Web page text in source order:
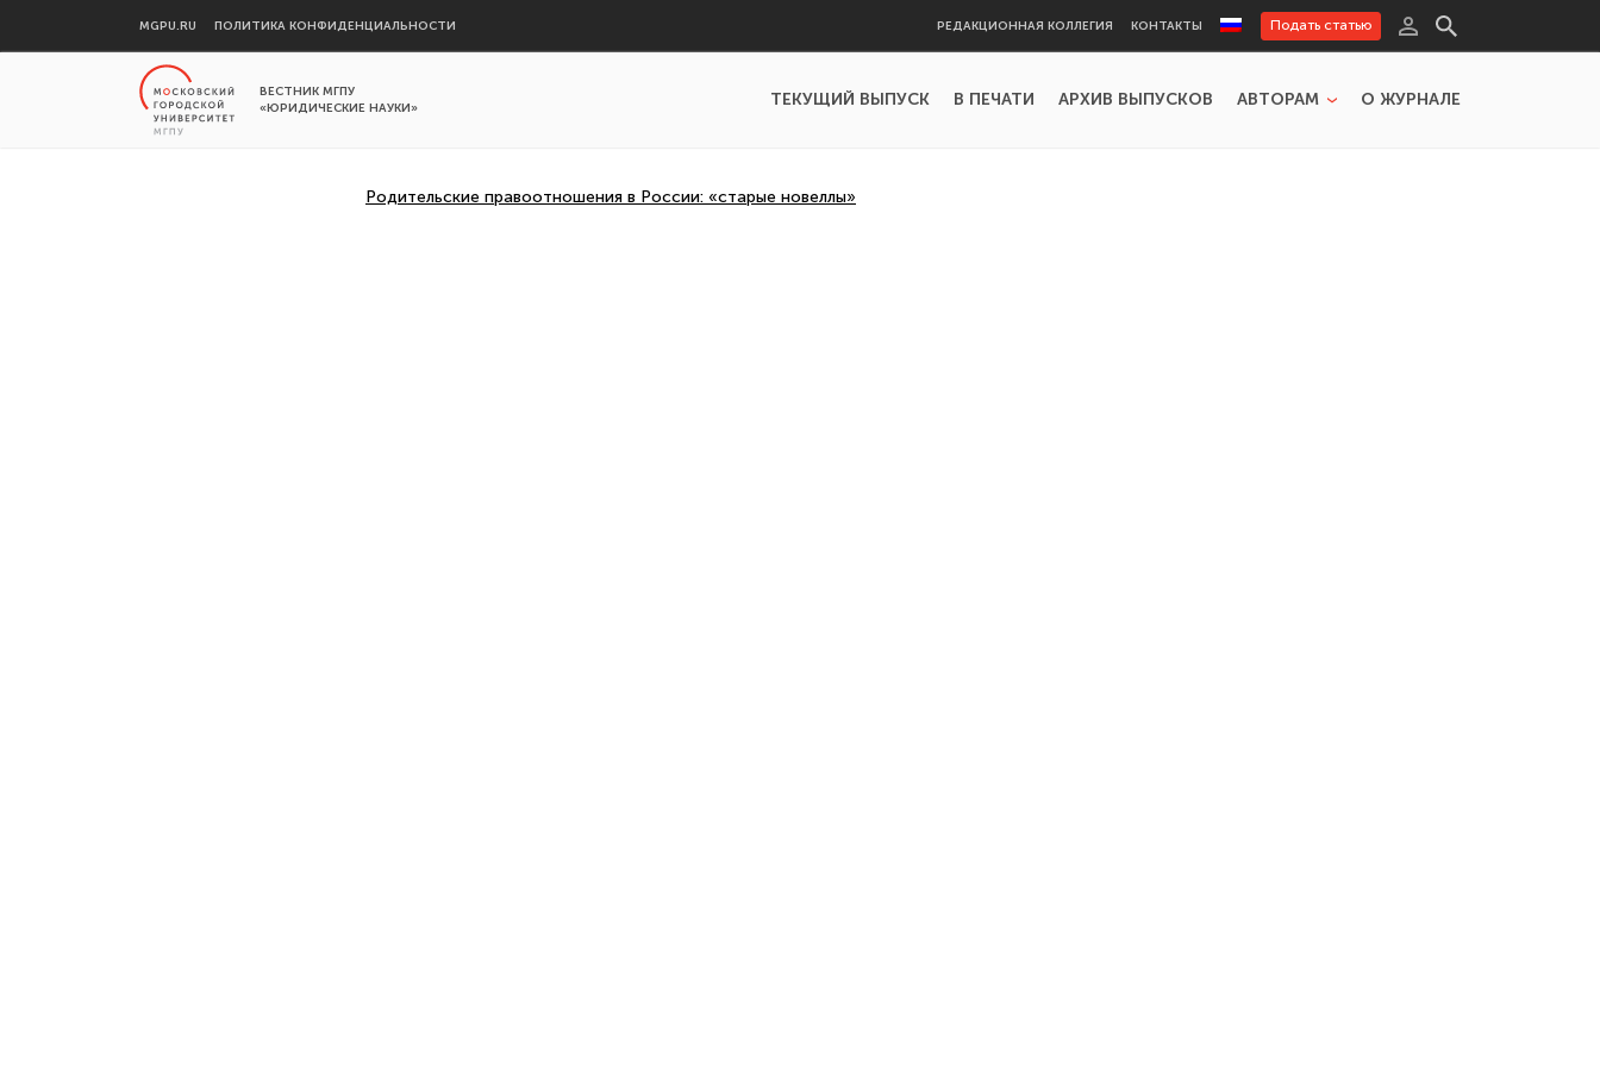
MGPU.RU ПОЛИТИКА КОНФИДЕНЦИАЛЬНОСТИ РЕДАКЦИОННАЯ КОЛЛЕГИЯ КОНТАКТЫ Подать статью
ВЕСТНИК МГПУ
«ЮРИДИЧЕСКИЕ НАУКИ»
ТЕКУЩИЙ ВЫПУСК В ПЕЧАТИ АРХИВ ВЫПУСКОВ АВТОРАМ О ЖУРНАЛЕ
Родительские правоотношения в России: «старые новеллы»